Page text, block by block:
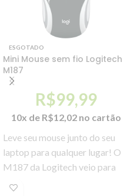
ESGOTADO
Mini Mouse sem fio Logitech
M187
R$99,99
10x de R$12,02 no cartão
Leve seu mouse junto do seu
laptop para qualquer lugar! O
M187 da Logitech veio para
facilitar sua vida com